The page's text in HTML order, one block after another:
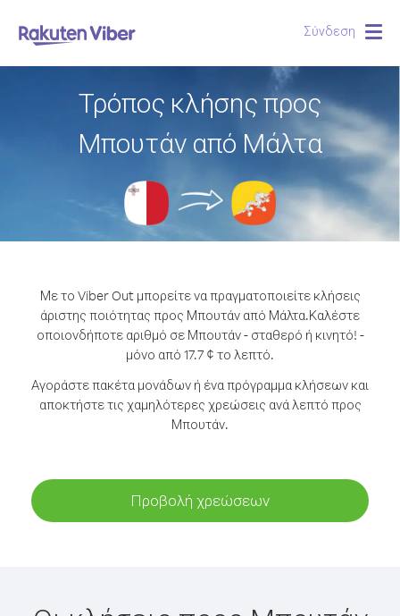
Σύνδεση
Τρόπος κλήσης προς
Μπουτάν από Μάλτα
Με το Viber Out μπορείτε να πραγματοποιείτε κλήσεις
άριστης ποιότητας προς Μπουτάν από Μάλτα.Καλέστε
οποιονδήποτε αριθμό σε Μπουτάν - σταθερό ή κινητό! -
μόνο από 17.7 ¢ το λεπτό.
Αγοράστε πακέτα μονάδων ή ένα πρόγραμμα κλήσεων και
αποκτήστε τις χαμηλότερες χρεώσεις ανά λεπτό προς
Μπουτάν.
Προβολή χρεώσεων